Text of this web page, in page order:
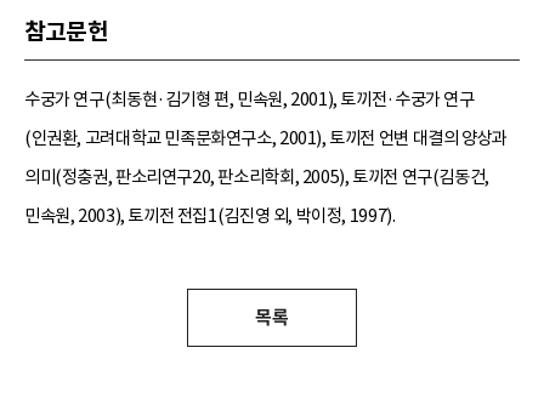
참고문헌
수궁가 연구(최동현·김기형 편, 민속원, 2001), 토끼전·수궁가 연구
(인권환, 고려대학교 민족문화연구소, 2001), 토끼전 언변 대결의 양상과
의미(정충권, 판소리연구20, 판소리학회, 2005), 토끼전 연구(김동건,
민속원, 2003), 토끼전 전집1(김진영 외, 박이정, 1997).
목록